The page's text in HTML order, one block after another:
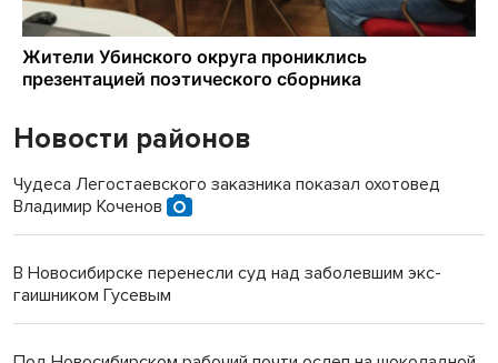
Новости районов
Чудеса Легостаевского заказника показал охотовед
Владимир Коченов
В Новосибирске перенесли суд над заболевшим экс-
гаишником Гусевым